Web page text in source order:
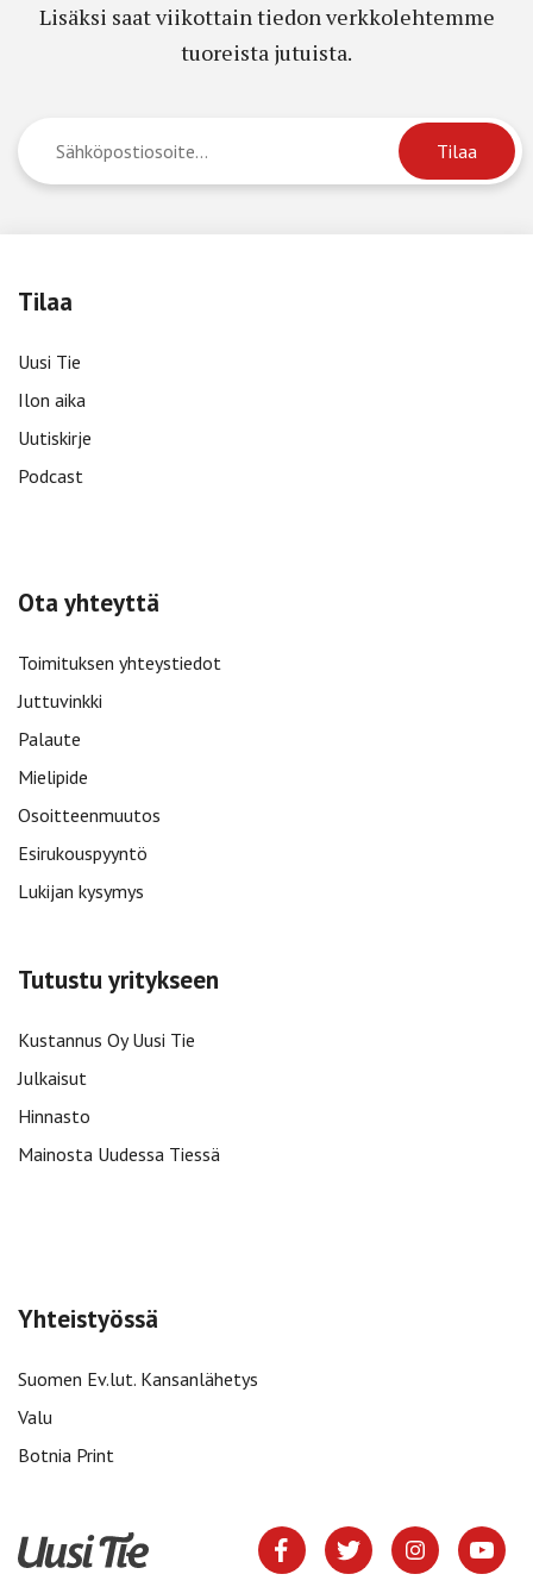
Lisäksi saat viikottain tiedon verkkolehtemme
tuoreista jutuista.
Tilaa
Uusi Tie
Ilon aika
Uutiskirje
Podcast
Ota yhteyttä
Toimituksen yhteystiedot
Juttuvinkki
Palaute
Mielipide
Osoitteenmuutos
Esirukouspyyntö
Lukijan kysymys
Tutustu yritykseen
Kustannus Oy Uusi Tie
Julkaisut
Hinnasto
Mainosta Uudessa Tiessä
Yhteistyössä
Suomen Ev.lut. Kansanlähetys
Valu
Botnia Print